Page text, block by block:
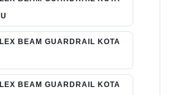
BEAM GUARDRAIL KOTA
BEAM GUARDRAIL KOTA